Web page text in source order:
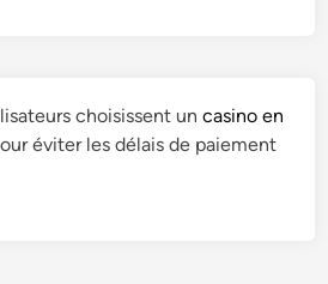
choisissent uncasino en
éviter les délais de paiement